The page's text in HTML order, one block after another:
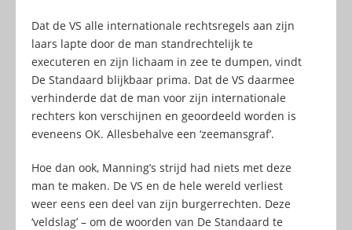
Dat de VS alle internationale rechtsregels aan zijn
laars lapte door de man standrechtelijk te
executeren en zijn lichaam in zee te dumpen, vindt
De Standaard blijkbaar prima. Dat de VS daarmee
verhinderde dat de man voor zijn internationale
rechters kon verschijnen en geoordeeld worden is
eveneens OK. Allesbehalve een ‘zeemansgraf’.
Hoe dan ook, Manning’s strijd had niets met deze
man te maken. De VS en de hele wereld verliest
weer eens een deel van zijn burgerrechten. Deze
‘veldslag’ – om de woorden van De Standaard te